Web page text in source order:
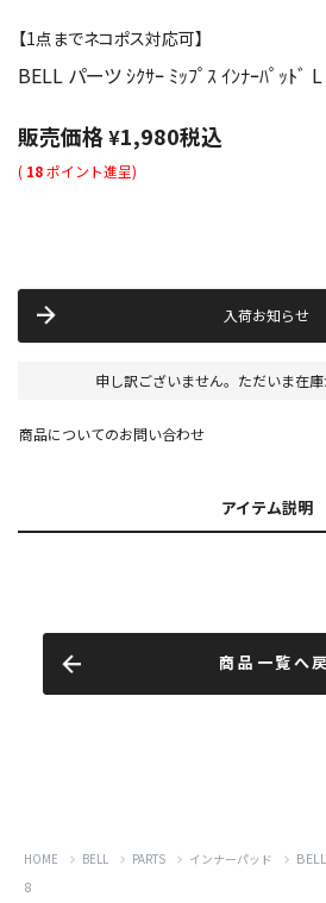
【1点までネコポス対応可】
BELL パーツ ｼｸｻｰ ﾐｯﾌﾟｽ ｲﾝﾅｰﾊﾟｯﾄﾞ
販売価格¥1,980税込
( 18ポイント進呈)
入荷お知らせ
申し訳ございません。ただいま在庫
商品についてのお問い合わせ
アイテム説明
商品一覧へ
HOME BELL PARTS インナーパッド
8